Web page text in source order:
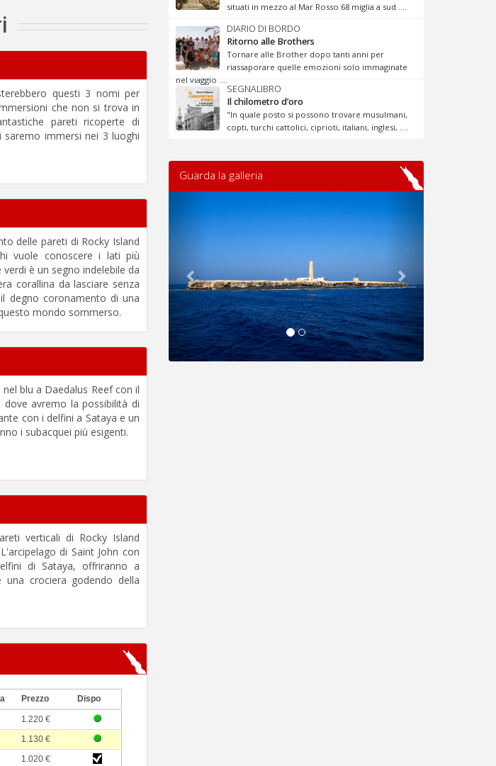
questi 3 nomi per
che non si trova in
pareti ricoperte di
saremo immersi nei 3 luoghi
delle pareti di Rocky Island
vuole conoscere i lati più
è un segno indelebile da
corallina da lasciare senza
degno coronamento di una
mondo sommerso.
blu a Daedalus Reef con il
avremo la possibilità di
con i delfini a Sataya e un
i subacquei più esigenti.
verticali di Rocky Island
di Saint John con
di Sataya, offriranno a
crociera godendo della
Prezzo Dispo
1.220 €
1.130 €
1.020 €
situati in mezzo al Mar Rosso 68 miglia a sud ....
DIARIO DI BORDO
Ritorno alle Brothers
Tornare alle Brother dopo tanti anni per
riassaporare quelle emozioni solo immaginate
nel viaggio ....
SEGNALIBRO
Il chilometro d’oro
"In quale posto si possono trovare musulmani,
copti, turchi cattolici, ciprioti, italiani, inglesi, ....
Guarda la galleria